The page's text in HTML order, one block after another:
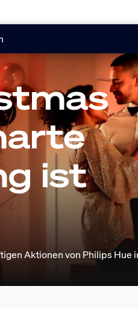
ist
Aktionen von Philips Hue